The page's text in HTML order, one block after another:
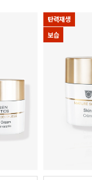
탄력재생
보습